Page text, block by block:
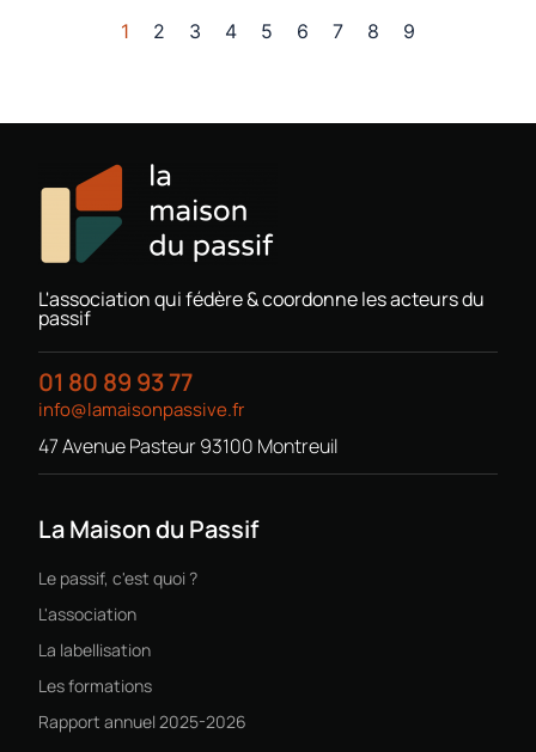
1 2 3 4 5 6 7 8 9
L'association qui fédère & coordonne les acteurs du
passif
01 80 89 93 77
info@lamaisonpassive.fr
47 Avenue Pasteur 93100 Montreuil
La Maison du Passif
Le passif, c'est quoi ?
L'association
La labellisation
Les formations
Rapport annuel 2025-2026